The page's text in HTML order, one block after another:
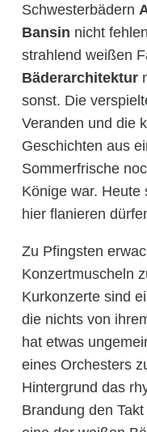
Schwesterbädern
Bansin nicht
strahlend weißen
Bäderarchitektur
sonst. Die
Veranden und die
Geschichten aus
Sommerfrische
Könige war. Heute
hier flanieren
Zu Pfingsten
Konzertmuscheln
Kurkonzerte sind
die nichts von
hat etwas
eines Orchesters
Hintergrund das
Brandung den